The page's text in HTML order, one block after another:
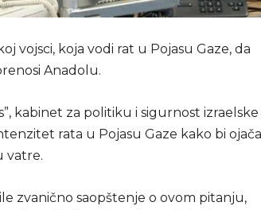
vojsci, koja vodi rat u Pojasu Gaze, da
Anadolu.
kabinet za politiku i sigurnost izraelske
rata u Pojasu Gaze kako bi
vatre.
zvanično saopštenje o ovom pitanju,